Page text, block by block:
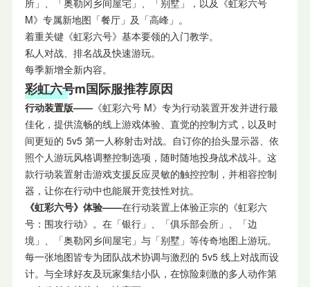
所」、「奥勒冈乡间屋宅」、「别墅」，以及《虹彩六号
M》专属新地图「餐厅」及「高峰」。
着重关键《虹彩六号》基本要领的入门教学。
私人对战、排名战及快速游玩。
每季新增全新内容。
彩虹六号m国际服推荐原因
行动装置版——《虹彩六号 M》专为行动装置开发并进行最
佳化，提供流畅的线上游戏体验、直觉的控制方式，以及时
间更短的 5v5 第一人称射击对战。自订你的抬头显示器、依
照个人游玩风格调整控制选项，随时随地投身战术战斗。这
款行动装置射击游戏支援反应灵敏的触控控制，并相容控制
器，让你在行动中也能展开竞技性对抗。
《虹彩六号》体验——在行动装置上体验正宗的《虹彩六
号：围攻行动》。在「银行」、「俱乐部会所」、「边
境」、「奥勒冈乡间屋宅」与「别墅」等传奇地图上游玩。
每一张地图皆专为团队战术协调与激烈的 5v5 线上对战而设
计。与全球好友及玩家集结小队，在惊险刺激的多人动作第